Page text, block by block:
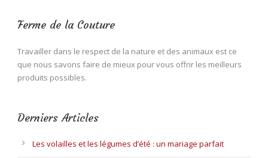
Ferme de la Couture
Travailler dans le respect de la nature et des animaux est ce
que nous savons faire de mieux pour vous offrir les meilleurs
produits possibles.
Derniers Articles
Les volailles et les légumes d’été : un mariage parfait